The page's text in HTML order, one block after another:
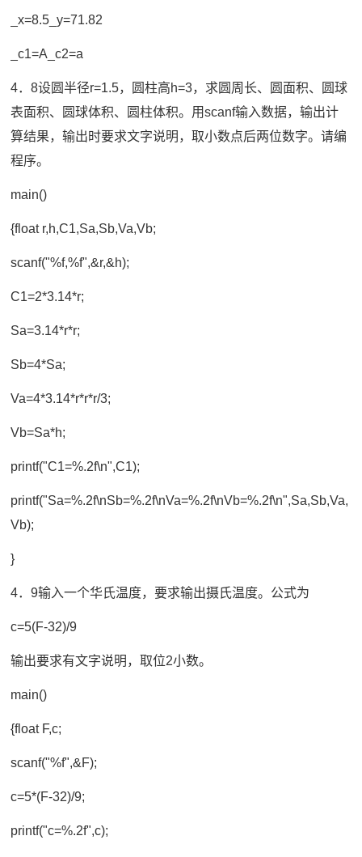
_x=8.5_y=71.82
_c1=A_c2=a
4．8设圆半径r=1.5，圆柱高h=3，求圆周长、圆面积、圆球
表面积、圆球体积、圆柱体积。用scanf输入数据，输出计
算结果，输出时要求文字说明，取小数点后两位数字。请编
程序。
main()
{float r,h,C1,Sa,Sb,Va,Vb;
scanf("%f,%f",&r,&h);
C1=2*3.14*r;
Sa=3.14*r*r;
Sb=4*Sa;
Va=4*3.14*r*r*r/3;
Vb=Sa*h;
printf("C1=%.2f\n",C1);
printf("Sa=%.2f\nSb=%.2f\nVa=%.2f\nVb=%.2f\n",Sa,Sb,Va,
Vb);
}
4．9输入一个华氏温度，要求输出摄氏温度。公式为
c=5(F-32)/9
输出要求有文字说明，取位2小数。
main()
{float F,c;
scanf("%f",&F);
c=5*(F-32)/9;
printf("c=%.2f",c);